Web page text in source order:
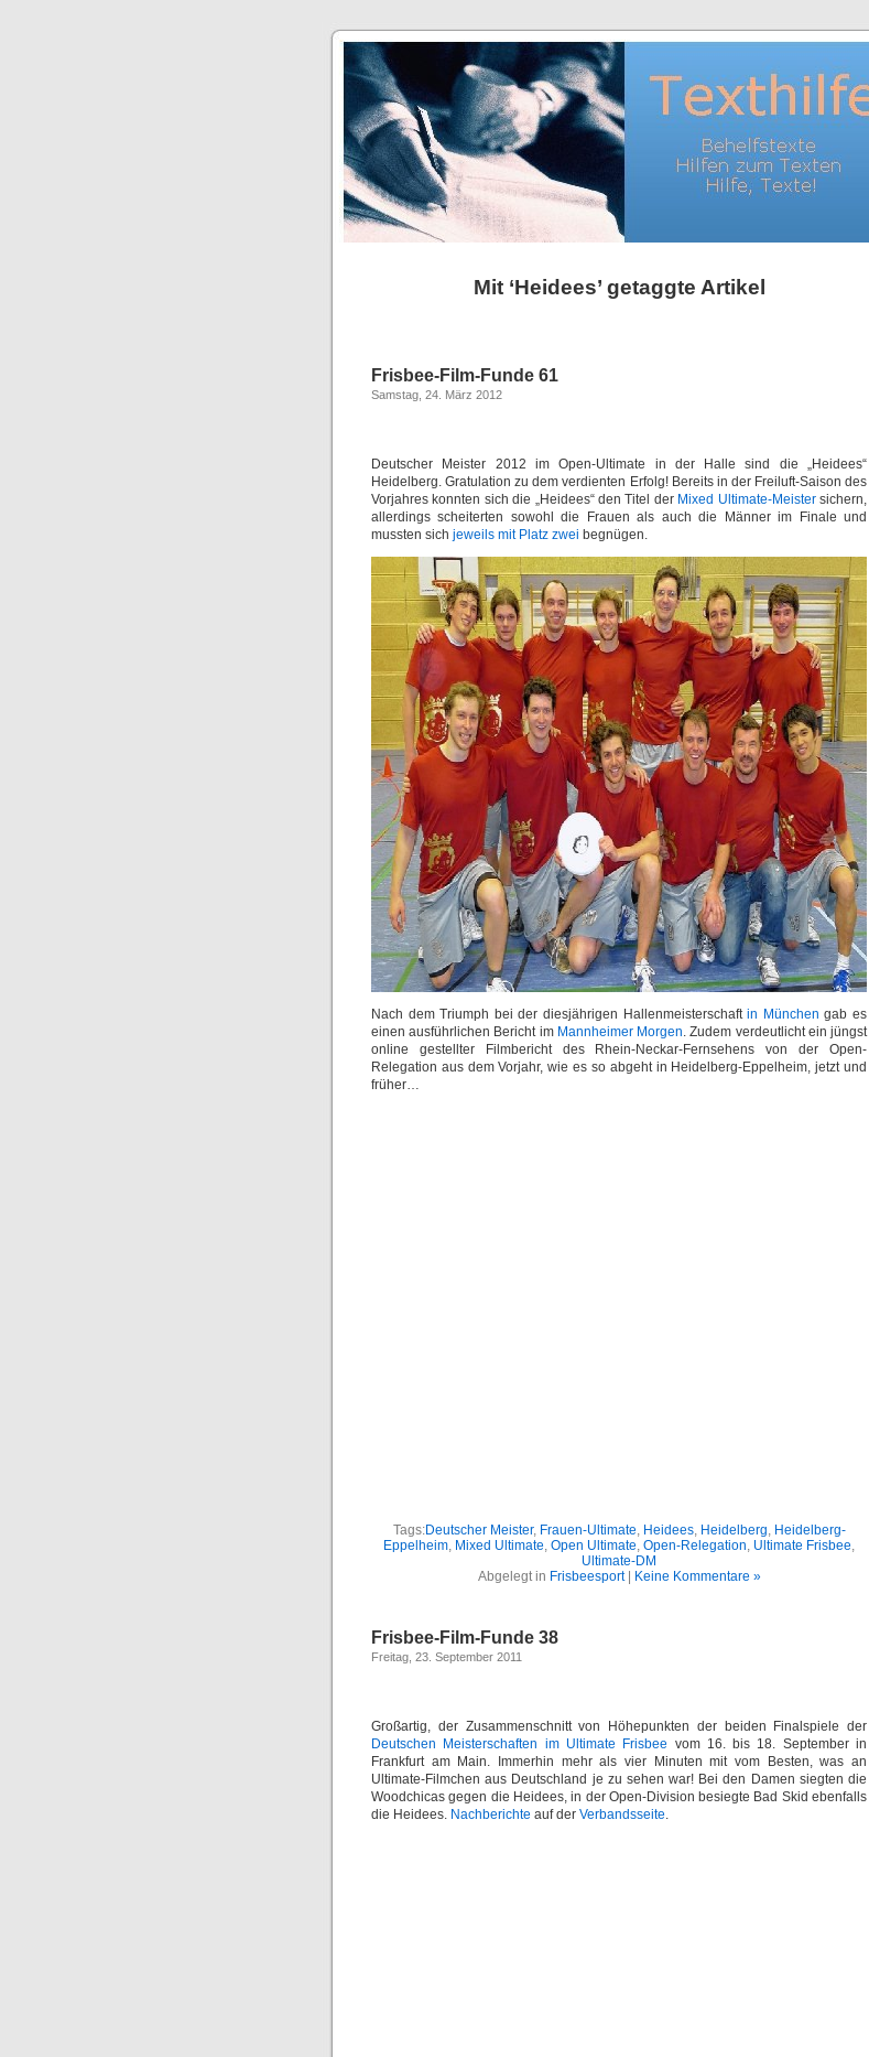
Mit ‘Heidees’ getaggte Artikel
Frisbee-Film-Funde 61
Samstag, 24. März 2012
Deutscher Meister 2012 im Open-Ultimate in der Halle sind die „Heidees“
Heidelberg. Gratulation zu dem verdienten Erfolg! Bereits in der Freiluft-Saison des
Vorjahres konnten sich die „Heidees“ den Titel der Mixed Ultimate-Meistersichern,
allerdings scheiterten sowohl die Frauen als auch die Männer im Finale und
mussten sich jeweils mit Platz zwei begnügen.
Nach dem Triumph bei der diesjährigen Hallenmeisterschaftin München gab es
einen ausführlichen Bericht im Mannheimer Morgen. Zudem verdeutlicht ein jüngst
online gestellter Filmbericht des Rhein-Neckar-Fernsehens von der Open-
Relegation aus dem Vorjahr, wie es so abgeht in Heidelberg-Eppelheim, jetzt und
früher…
Tags:Deutscher Meister, Frauen-Ultimate, Heidees, Heidelberg, Heidelberg-
Eppelheim, Mixed Ultimate, Open Ultimate, Open-Relegation, Ultimate Frisbee,
Ultimate-DM
Abgelegt in Frisbeesport| Keine Kommentare »
Frisbee-Film-Funde 38
Freitag, 23. September 2011
Großartig, der Zusammenschnitt von Höhepunkten der beiden Finalspiele der
Deutschen Meisterschaften im Ultimate Frisbee vom 16. bis 18. September in
Frankfurt am Main. Immerhin mehr als vier Minuten mit vom Besten, was an
Ultimate-Filmchen aus Deutschland je zu sehen war! Bei den Damen siegten die
Woodchicas gegen die Heidees, in der Open-Division besiegte Bad Skid ebenfalls
die Heidees. Nachberichte auf der Verbandsseite.